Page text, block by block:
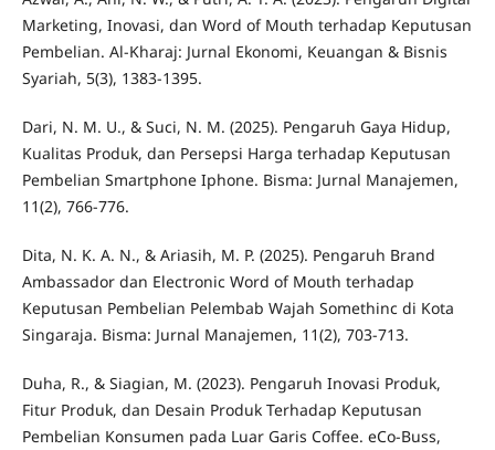
Marketing, Inovasi, dan Word of Mouth terhadap Keputusan
Pembelian. Al-Kharaj: Jurnal Ekonomi, Keuangan & Bisnis
Syariah, 5(3), 1383-1395.
Dari, N. M. U., & Suci, N. M. (2025). Pengaruh Gaya Hidup,
Kualitas Produk, dan Persepsi Harga terhadap Keputusan
Pembelian Smartphone Iphone. Bisma: Jurnal Manajemen,
11(2), 766-776.
Dita, N. K. A. N., & Ariasih, M. P. (2025). Pengaruh Brand
Ambassador dan Electronic Word of Mouth terhadap
Keputusan Pembelian Pelembab Wajah Somethinc di Kota
Singaraja. Bisma: Jurnal Manajemen, 11(2), 703-713.
Duha, R., & Siagian, M. (2023). Pengaruh Inovasi Produk,
Fitur Produk, dan Desain Produk Terhadap Keputusan
Pembelian Konsumen pada Luar Garis Coffee. eCo-Buss,